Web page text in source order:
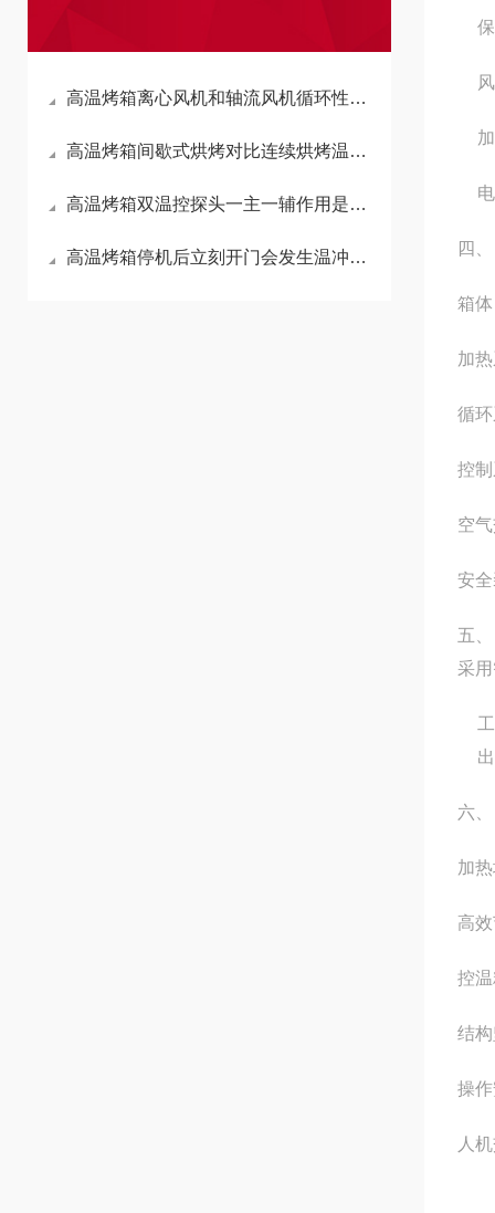
高温烤箱离心风机和轴流风机循环性能区别？
高温烤箱间歇式烘烤对比连续烘烤温控稳定性差别？
高温烤箱双温控探头一主一辅作用是什么？
高温烤箱停机后立刻开门会发生温冲变形？ 四
箱
加
循
控
空
安
五
采
六
加
高
控
结
操
人